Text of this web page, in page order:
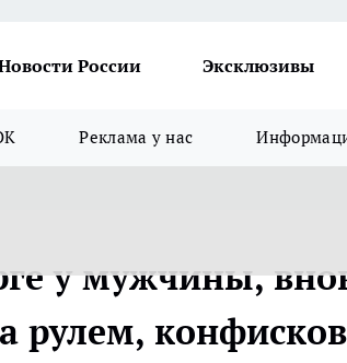
России Эксклюзивы
Реклама у нас
у мужчины,
рулем,